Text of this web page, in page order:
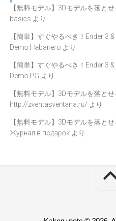
【無料モデル】3Dモデルを落と
basics より
【簡単】すぐやるべき！Ender 3
Demo Habanero より
【簡単】すぐやるべき！Ender 3
Demo PG より
【無料モデル】3Dモデルを落と
http://zventasventana.ru/ より
【無料モデル】3Dモデルを落と
Журнал в подарок より